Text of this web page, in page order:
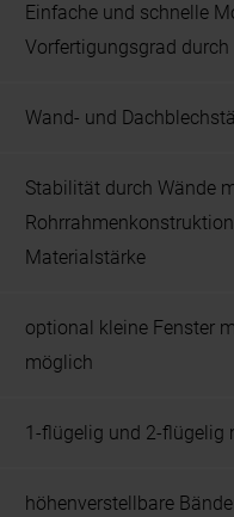
Einfache und schnelle
Vorfertigungsgrad
Wand- und
Stabilität durch Wände
Materialstärke
optional kleine Fenster
möglich
1-flügelig und 2-flügelig
höhenverstellbare